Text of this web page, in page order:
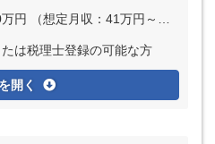
～81万円） ※経験・能力など考慮の上、決定いたします
は税理士登録の可能な方
開く